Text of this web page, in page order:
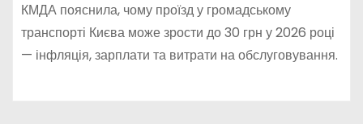
КМДА пояснила, чому проїзд у громадському
транспорті Києва може зрости до 30 грн у 2026 році
— інфляція, зарплати та витрати на обслуговування.